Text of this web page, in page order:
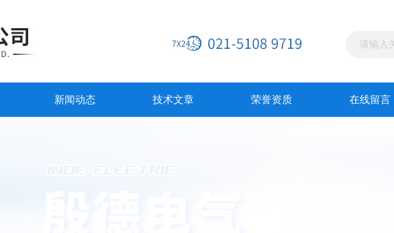
新闻动态 技术文章 荣誉资质 在线留言